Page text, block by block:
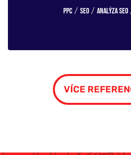
PPC / SEO / Analýza SEO
VÍCE